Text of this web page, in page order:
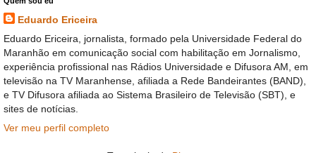
Eduardo Ericeira
Eduardo Ericeira, jornalista, formado pela Universidade Federal do
Maranhão em comunicação social com habilitação em Jornalismo,
experiência profissional nas Rádios Universidade e Difusora AM, em
televisão na TV Maranhense, afiliada a Rede Bandeirantes (BAND),
e TV Difusora afiliada ao Sistema Brasileiro de Televisão (SBT), e
sites de notícias.
Ver meu perfil completo